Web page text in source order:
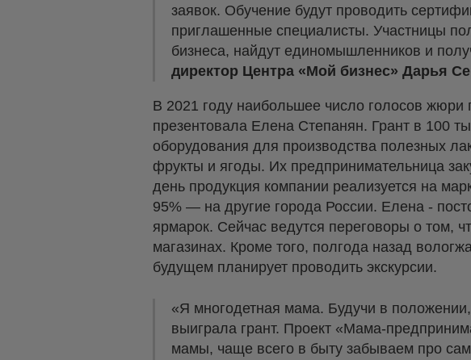
заявок. Обучение будут проводить
приглашенные специалисты. Участницы
бизнеса, найдут единомышленников и
директор Центра «Мой бизнес» Дарья
В 2021 году наибольшее число голосов жюри
презентовала Елена Степанян. Грант в 100
оборудования для производства полезных
фрукты и ягоды. Их предпринимательница
день продукция компании реализуется на
95% — на другие города России. Елена -
ярмарок. Сейчас ведутся переговоры о том,
магазинах. Кроме того, полгода назад
будущем планирует проводить экскурсии.
«Я многодетная мама. Будучи в
выиграла грант. Проект «Мама-
мамы, чаще всего в быту забываем про